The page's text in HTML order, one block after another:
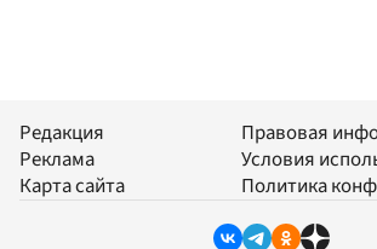
Редакция
Реклама
Карта сайта
Правовая
Условия
Политика